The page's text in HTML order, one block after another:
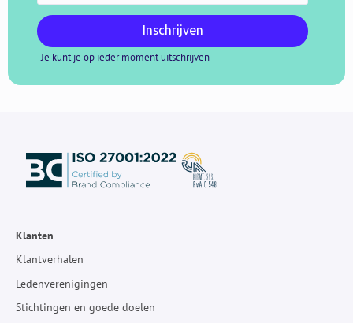
Inschrijven
Je kunt je op ieder moment uitschrijven
Klanten
Klantverhalen
Ledenverenigingen
Stichtingen en goede doelen